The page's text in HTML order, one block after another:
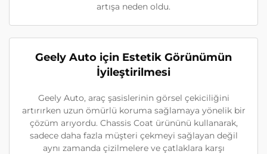
artışa neden oldu.
Geely Auto için Estetik Görünümün
İyileştirilmesi
Geely Auto, araç şasislerinin görsel çekiciliğini
artırırken uzun ömürlü koruma sağlamaya yönelik bir
çözüm arıyordu. Chassis Coat ürününü kullanarak,
sadece daha fazla müşteri çekmeyi sağlayan değil
aynı zamanda çizilmelere ve çatlaklara karşı